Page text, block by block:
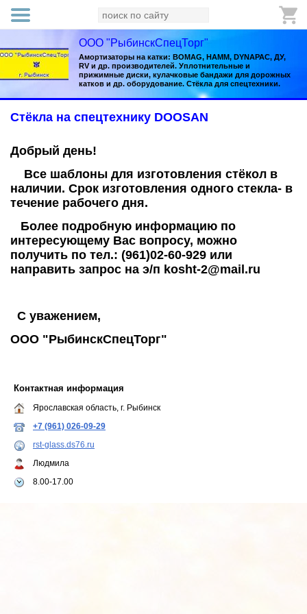
ООО "РыбинскСпецТорг"
Амортизаторы на катки: BOMAG, HAMM, DYNAPAC, ДУ,
RV и др. производителей. Уплотнительные и
прижимные диски, кулачковые бандажи для дорожных
катков и др. оборудование. Стёкла для спецтехники.
Стёкла на спецтехнику DOOSAN
Добрый день!
Все шаблоны для изготовления стёкол в
наличии. Срок изготовления одного стекла- в
течение рабочего дня.
Более подробную информацию по
интересующему Вас вопросу, можно
получить по тел.: (961)02-60-929 или
направить запрос на э/п kosht-2@mail.ru
C уважением,
ООО "РыбинскСпецТорг"
Контактная информация
Ярославская область, г. Рыбинск
+7 (961) 026-09-29
rst-glass.ds76.ru
Людмила
8.00-17.00